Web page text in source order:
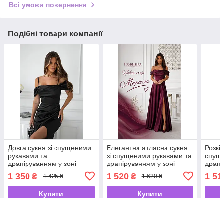
Всі умови повернення
Подібні товари компанії
Довга сукня зі спущеними
рукавами та
драпіруванням у зоні
декольте 7554 Розміри 42-
48
1 350 ₴ 1 425 ₴
Купити
Елегантна атласна сукня
зі спущеними рукавами та
драпіруванням у зоні
декольте 7569 Розміри 42-
48
1 520₴ 1 620 ₴
Купити
1